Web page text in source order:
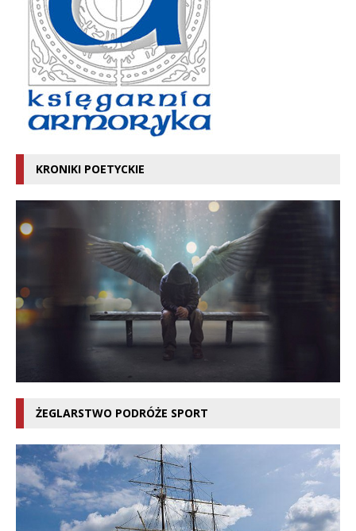
KRONIKI POETYCKIE
ŻEGLARSTWO PODRÓŻE SPORT